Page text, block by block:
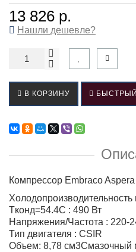
13 826 р.
Нашли дешевле?
В КОРЗИНУ
Компрессор Embraco
Tконд=54.4С : 490 Вт
Напряжения/Частота : 220-
Тип двигателя : CSIR
Объем: 8,78 см3Смазочный